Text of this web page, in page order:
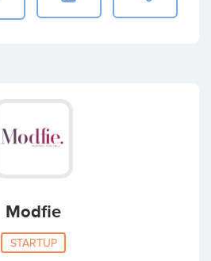
Modfie
STARTUP